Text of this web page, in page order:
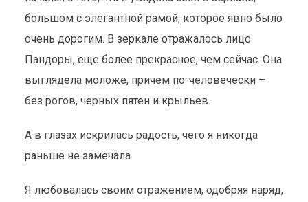
большом с элегантной рамой, которое явно было
очень дорогим. В зеркале отражалось лицо
Пандоры, еще более прекрасное, чем сейчас. Она
выглядела моложе, причем по-человечески –
без рогов, черных пятен и крыльев.
А в глазах искрилась радость, чего я никогда
раньше не замечала.
Я любовалась своим отражением, одобряя наряд,